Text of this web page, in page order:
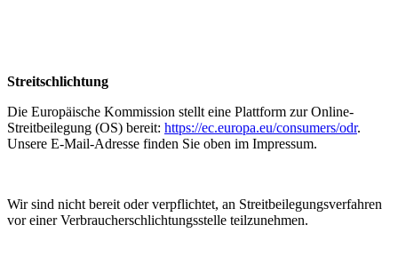
Streitschlichtung
Die Europäische Kommission stellt eine Plattform zur Online-
Streitbeilegung (OS) bereit: https://ec.europa.eu/consumers/odr.
Unsere E-Mail-Adresse finden Sie oben im Impressum.
Wir sind nicht bereit oder verpflichtet, an Streitbeilegungsverfahren
vor einer Verbraucherschlichtungsstelle teilzunehmen.